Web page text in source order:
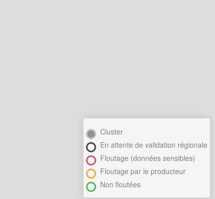
Cluster
En attente de validation régionale
Floutage (données sensibles)
Floutage par le producteur
Non floutées